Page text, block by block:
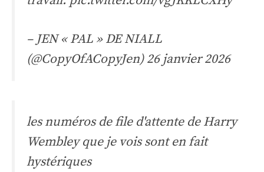
– JEN « PAL » DE NIALL
(@CopyOfACopyJen)26 janvier 2026
les numéros de file d'attente de Harry
Wembley que je vois sont en fait
hystériques